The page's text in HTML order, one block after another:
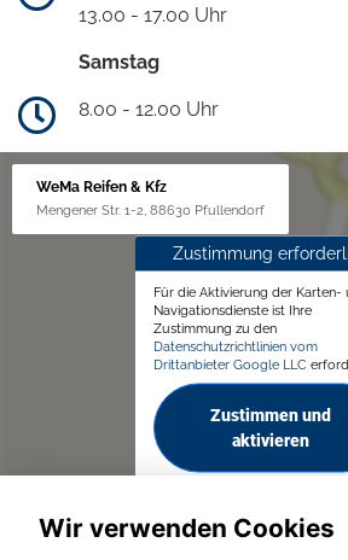
13.00 - 17.00 Uhr
Samstag
8.00 - 12.00 Uhr
WeMa Reifen & Kfz
Mengener Str. 1-2, 88630 Pfullendorf
Zustimmung
Für die Aktivierung der Karten-
Navigationsdienste ist Ihre
Zustimmung zu den
Datenschutzrichtlinien vom
Drittanbieter Google LLC
Zustimmen und
aktivieren
Wir verwenden Cookies